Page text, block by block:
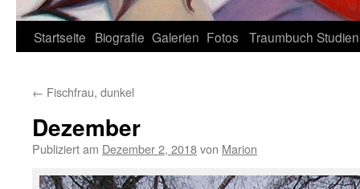
Zum
springen
Startseite Biografie Galerien Fotos Traumbuch Studien
← Fischfrau, dunkel
Dezember
Publiziert am Dezember 2, 2018von Marion